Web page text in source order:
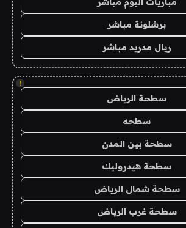
برشلونة مباشر
ريال مدريد مباشر
!
سطحة الرياض
سطحه
سطحة بين المدن
سطحة هيدروليك
سطحة شمال الرياض
سطحة غرب الرياض